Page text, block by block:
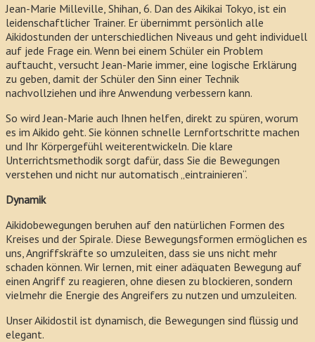
Jean-Marie Milleville, Shihan, 6. Dan des Aikikai Tokyo, ist ein
leidenschaftlicher Trainer. Er übernimmt persönlich alle
Aikidostunden der unterschiedlichen Niveaus und geht individuell
auf jede Frage ein. Wenn bei einem Schüler ein Problem
auftaucht, versucht Jean-Marie immer, eine logische Erklärung
zu geben, damit der Schüler den Sinn einer Technik
nachvollziehen und ihre Anwendung verbessern kann.
So wird Jean-Marie auch Ihnen helfen, direkt zu spüren, worum
es im Aikido geht. Sie können schnelle Lernfortschritte machen
und Ihr Körpergefühl weiterentwickeln. Die klare
Unterrichtsmethodik sorgt dafür, dass Sie die Bewegungen
verstehen und nicht nur automatisch „eintrainieren“.
Dynamik
Aikidobewegungen beruhen auf den natürlichen Formen des
Kreises und der Spirale. Diese Bewegungsformen ermöglichen es
uns, Angriffskräfte so umzuleiten, dass sie uns nicht mehr
schaden können. Wir lernen, mit einer adäquaten Bewegung auf
einen Angriff zu reagieren, ohne diesen zu blockieren, sondern
vielmehr die Energie des Angreifers zu nutzen und umzuleiten.
Unser Aikidostil ist dynamisch, die Bewegungen sind flüssig und
elegant.